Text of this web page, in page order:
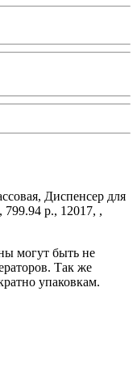
Диспенсер для
р., 12017, ,
могут быть не
Так же
упаковкам.